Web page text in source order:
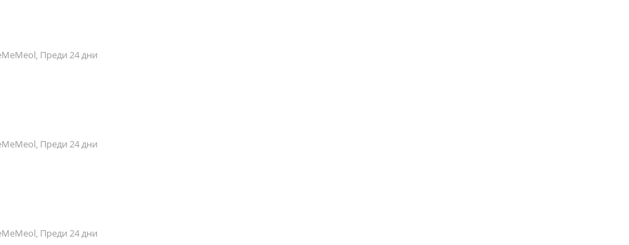
Преди 24 дни
Преди 24 дни
Преди 24 дни